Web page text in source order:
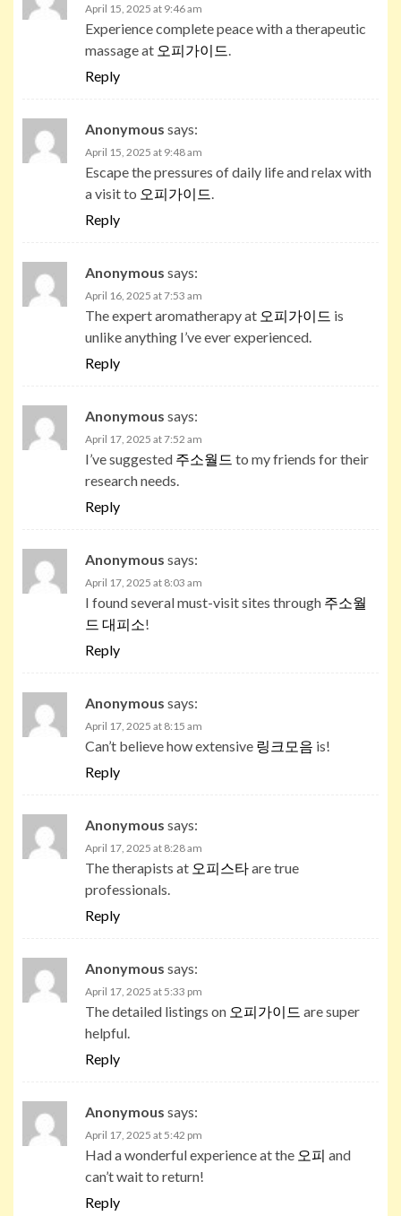
April 15, 2025 at 9:46 am
Experience complete peace with a therapeutic
massage at 오피가이드
Reply
Anonymous says:
April 15, 2025 at 9:48 am
Escape the pressures of daily life and relax with
a visit to 오피가이드
Reply
Anonymous says:
April 16, 2025 at 7:53 am
The expert aromatherapy at 오피가이드 is
unlike anything I’ve ever experienced.
Reply
Anonymous says:
April 17, 2025 at 7:52 am
I’ve suggested 주소월드 to my friends for their
research needs.
Reply
Anonymous says:
April 17, 2025 at 8:03 am
I found several must-visit sites through 주소월
드 대피소!
Reply
Anonymous says:
April 17, 2025 at 8:15 am
Can’t believe how extensive 링크모음 is!
Reply
Anonymous says:
April 17, 2025 at 8:28 am
The therapists at 오피스타are true
professionals.
Reply
Anonymous says:
April 17, 2025 at 5:33 pm
The detailed listings on 오피가이드 are super
helpful.
Reply
Anonymous says:
April 17, 2025 at 5:42 pm
Had a wonderful experience at the 오피 and
can’t wait to return!
Reply